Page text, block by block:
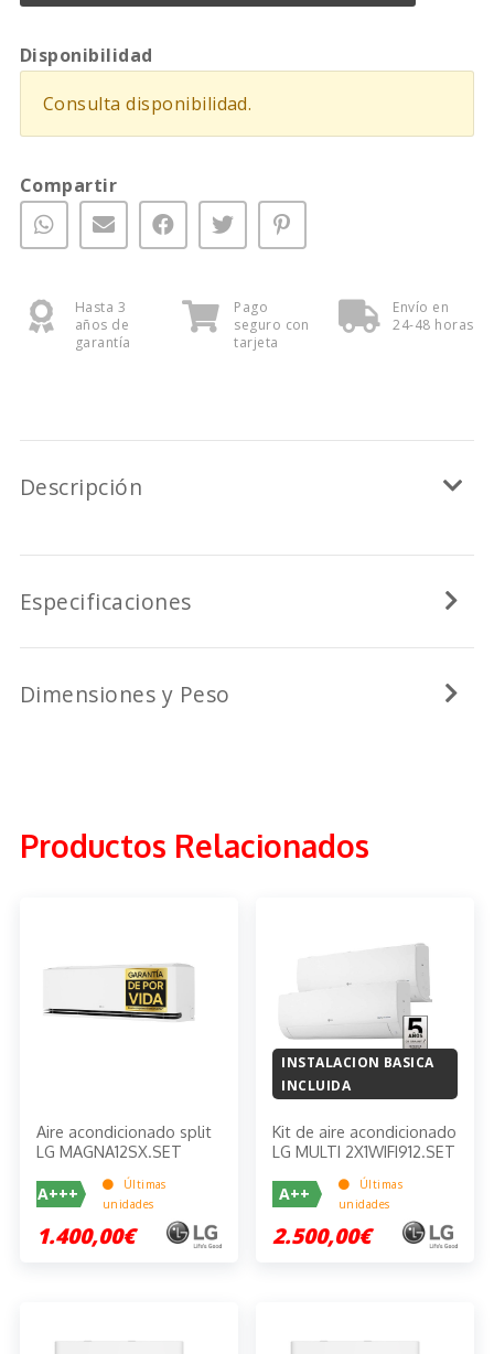
Disponibilidad
Consulta disponibilidad.
Compartir
Hasta 3
años de
garantía
Pago
seguro con
tarjeta
Envío en
24-48 horas
Descripción
Especificaciones
Dimensiones y Peso
Productos Relacionados
Aire acondicionado split
LG MAGNA12SX.SET
A+++
Últimas
unidades
1.400,00€
INSTALACION BASICA
INCLUIDA
Kit de aire acondicionado
LG MULTI 2X1WIFI912.SET
A++
Últimas
unidades
2.500,00€